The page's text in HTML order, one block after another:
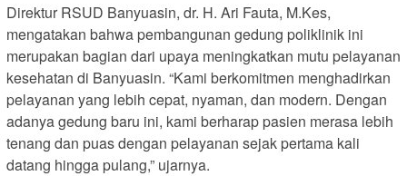
Direktur RSUD Banyuasin, dr. H. Ari Fauta, M.Kes,
mengatakan bahwa pembangunan gedung poliklinik ini
merupakan bagian dari upaya meningkatkan mutu pelayanan
kesehatan di Banyuasin. “Kami berkomitmen menghadirkan
pelayanan yang lebih cepat, nyaman, dan modern. Dengan
adanya gedung baru ini, kami berharap pasien merasa lebih
tenang dan puas dengan pelayanan sejak pertama kali
datang hingga pulang,” ujarnya.